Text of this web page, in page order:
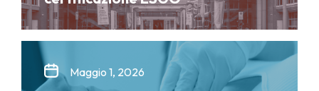
Maggio 1, 2026